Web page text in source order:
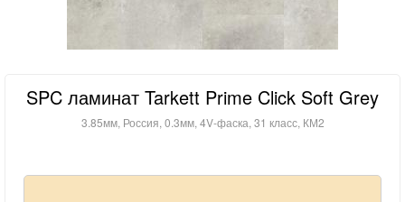
SPC ламинат Tarkett Prime Click Soft Grey
3.85мм, Россия, 0.3мм, 4V-фаска, 31 класс, КМ2